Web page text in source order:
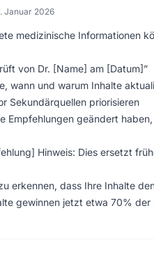
Januar 2026
medizinische Informationen
von Dr. [Name] am [Datum]”
wann und warum Inhalte
Sekundärquellen priorisieren
Empfehlungen geändert
Hinweis: Dies ersetzt
erkennen, dass Ihre Inhalte
gewinnen jetzt etwa 70%